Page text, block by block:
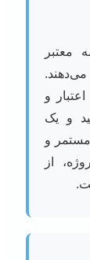
معتبر
و
و یک
مستمر و
از